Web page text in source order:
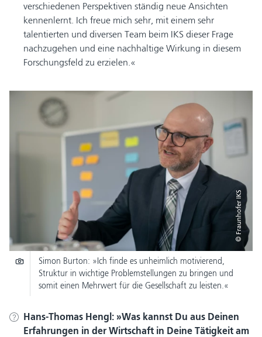
verschiedenen Perspektiven ständig neue Ansichten
kennenlernt. Ich freue mich sehr, mit einem sehr
talentierten und diversen Team beim IKS dieser Frage
nachzugehen und eine nachhaltige Wirkung in diesem
Forschungsfeld zu erzielen.
© Fraunhofer IKS
Simon Burton: »Ich finde es unheimlich motivierend,
Struktur in wichtige Problemstellungen zu bringen und
somit einen Mehrwert für die Gesellschaft zu leisten.«
Hans-Thomas Hengl:
Was kannst Du aus Deinen
Erfahrungen in der Wirtschaft in Deine Tätigkeit am